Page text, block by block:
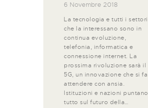
6 Novembre 2018
La tecnologia e tutti i settori
che la interessano sono in
continua evoluzione,
telefonia, informatica e
connessione internet. La
prossima rivoluzione sarà il
5G, un innovazione che si fa
attendere con ansia.
Istituzioni e nazioni puntano
tutto sul futuro della…